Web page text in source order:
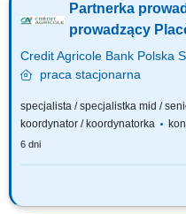
obsługi. Monitorowanie stanów
Dostosowywanie asortymentu
Partnerka
prowadzący
Credit Agricole Bank Polska
praca stacjonarna
specjalista / specjalistka mid /
koordynator / koordynatorka
6 dni
Jakie będą Twoje zadania: